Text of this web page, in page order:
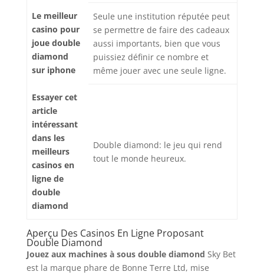
Le meilleur
casino pour
joue double
diamond
sur iphone
Seule une institution réputée peut
se permettre de faire des cadeaux
aussi importants, bien que vous
puissiez définir ce nombre et
même jouer avec une seule ligne.
Essayer cet
article
intéressant
dans les
meilleurs
casinos en
ligne de
double
diamond
Double diamond: le jeu qui rend
tout le monde heureux.
Aperçu Des Casinos En Ligne Proposant
Double Diamond
Jouez aux machines à sous double diamond Sky Bet
est la marque phare de Bonne Terre Ltd, mise